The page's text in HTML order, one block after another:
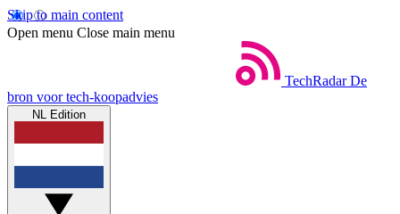
Skip to main content
Open menu Close main menu
TechRadar De
bron voor tech-koopadvies
NL Edition